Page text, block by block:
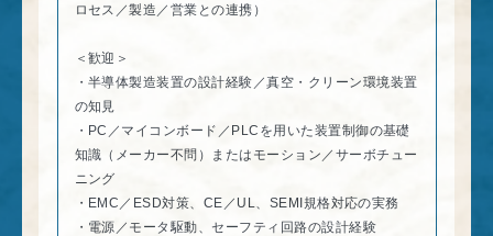
ロセス／製造／営業との連携）
＜歓迎＞
・半導体製造装置の設計経験／真空・クリーン環境装置
の知見
・PC／マイコンボード／PLCを用いた装置制御の基礎
知識（メーカー不問）またはモーション／サーボチュー
ニング
・EMC／ESD対策、CE／UL、SEMI規格対応の実務
・電源／モータ駆動、セーフティ回路の設計経験